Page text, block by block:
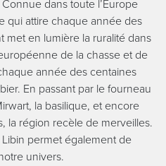
dans toute l’Europe
qui attire chaque année des
met en lumière la ruralité dans
de la chasse et de
année des centaines
En passant par le fourneau
la basilique, et encore
la région recèle de merveilles.
permet également de
univers.